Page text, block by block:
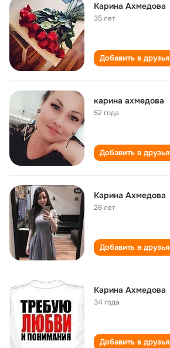
Карина Ахмедова
35 лет
Добавить в друзья
карина ахмедова
52 года
Добавить в друзья
Карина Ахмедова
26 лет
Добавить в друзья
Карина Ахмедова
34 года
Добавить в друзья